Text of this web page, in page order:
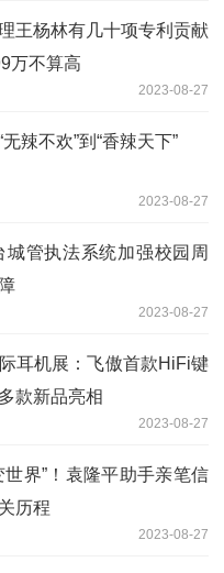
王杨林有几十项专利贡献
万不算高
2023-08-27
辣不欢”到“香辣天下”
2023-08-27
城管执法系统加强校园周
2023-08-27
耳机展：飞傲首款HiFi键
款新品亮相
2023-08-27
世界”！袁隆平助手亲笔信
历程
2023-08-27